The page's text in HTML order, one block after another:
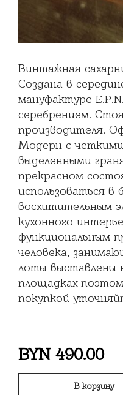
Винтажная
Создана в
мануфактуре
серебрением.
производителя.
Модерн с
выделенными
прекрасном
использоваться
восхитительным
кухонного
функциональным
человека,
лоты выставлены
площадках
покупкой
BYN490.00
В корзину